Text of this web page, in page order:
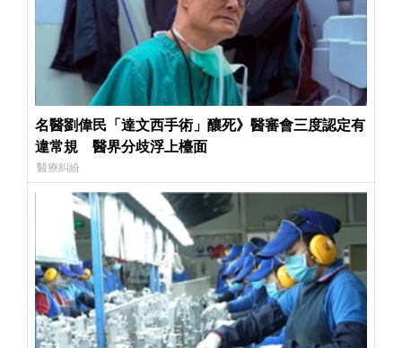
名醫劉偉民「達文西手術」釀死》醫審會三度認定有
違常規 醫界分歧浮上檯面
醫療糾紛